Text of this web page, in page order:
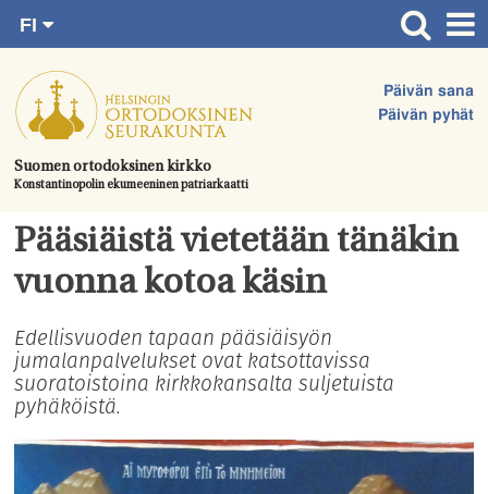
suoraan
sisältöön.
Suomen ortodoksinen kirkko
Konstantinopolin ekumeeninen patriarkaatti
Päivän sana
Päivän pyhät
FI
SV
EN
UA
Etusivu
Ajankohtaista
Juhlat & toimitukset
Kirkot
Apua & tukea
Hautausmaa
Yhteystiedot
Pääsiäistä vietetään tänäkin
vuonna kotoa käsin
Edellisvuoden tapaan pääsiäisyön
jumalanpalvelukset ovat katsottavissa
suoratoistoina kirkkokansalta suljetuista
pyhäköistä.